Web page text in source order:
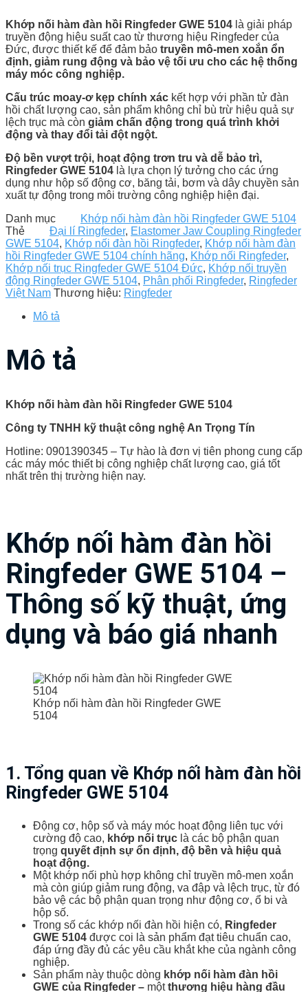
Khớp nối hàm đàn hồi Ringfeder GWE 5104 là giải pháp
truyền động hiệu suất cao từ thương hiệu Ringfeder của
Đức, được thiết kế để đảm bảo truyền mô-men xoắn ổn
định, giảm rung động và bảo vệ tối ưu cho các hệ thống
máy móc công nghiệp.
Cấu trúc moay-ơ kẹp chính xác kết hợp với phần tử đàn
hồi chất lượng cao, sản phẩm không chỉ bù trừ hiệu quả sự
lệch trục mà còn giảm chấn động trong quá trình khởi
động và thay đổi tải đột ngột.
Độ bền vượt trội, hoạt động trơn tru và dễ bảo trì,
Ringfeder GWE 5104 là lựa chọn lý tưởng cho các ứng
dụng như hộp số động cơ, băng tải, bơm và dây chuyền sản
xuất tự động trong môi trường công nghiệp hiện đại.
Danh mục
Khớp nối hàm đàn hồi Ringfeder GWE 5104
Thẻ
Đại lí Ringfeder, Elastomer Jaw Coupling Ringfeder
GWE 5104, Khớp nối đàn hồi Ringfeder, Khớp nối hàm đàn
hồi Ringfeder GWE 5104 chính hãng, Khớp nối Ringfeder,
Khớp nối trục Ringfeder GWE 5104 Đức, Khớp nối truyền
động Ringfeder GWE 5104, Phân phối Ringfeder, Ringfeder
Việt Nam Thương hiệu: Ringfeder
Mô tả
Mô tả
Khớp nối hàm đàn hồi Ringfeder GWE 5104
Công ty TNHH kỹ thuật công nghệ An Trọng Tín
Hotline: 0901390345 – Tự hào là đơn vị tiên phong cung cấp
các máy móc thiết bị công nghiệp chất lượng cao, giá tốt
nhất trên thị trường hiện nay.
Khớp nối hàm đàn hồi
Ringfeder GWE 5104 –
Thông số kỹ thuật, ứng
dụng và báo giá nhanh
Khớp nối hàm đàn hồi Ringfeder GWE
5104
1. Tổng quan về Khớp nối hàm đàn hồi
Ringfeder GWE 5104
Động cơ, hộp số và máy móc hoạt động liên tục với
cường độ cao, khớp nối trục là các bộ phận quan
trọng quyết định sự ổn định, độ bền và hiệu quả
hoạt động.
Một khớp nối phù hợp không chỉ truyền mô-men xoắn
mà còn giúp giảm rung động, va đập và lệch trục, từ đó
bảo vệ các bộ phận quan trọng như động cơ, ổ bi và
hộp số.
Trong số các khớp nối đàn hồi hiện có, Ringfeder
GWE 5104 được coi là sản phẩm đạt tiêu chuẩn cao,
đáp ứng đầy đủ các yêu cầu khắt khe của ngành công
nghiệp.
Sản phẩm này thuộc dòng khớp nối hàm đàn hồi
GWE của Ringfeder – mộtthương hiệu hàng đầu